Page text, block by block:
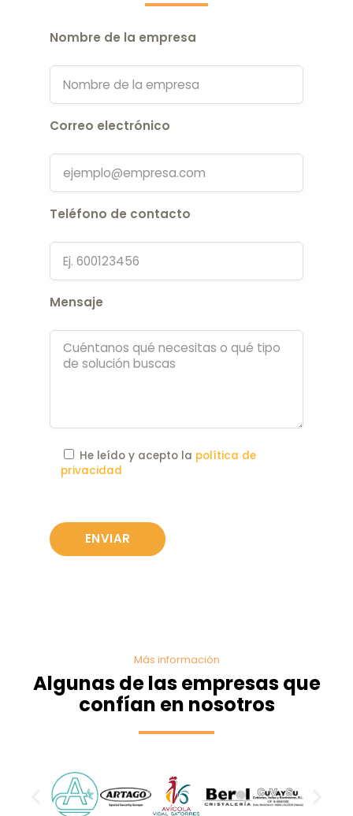
Nombre de la empresa
Correo electrónico
Teléfono de contacto
Mensaje
He leído y acepto la política de
privacidad
Más información
Algunas de las empresas que
confían en nosotros